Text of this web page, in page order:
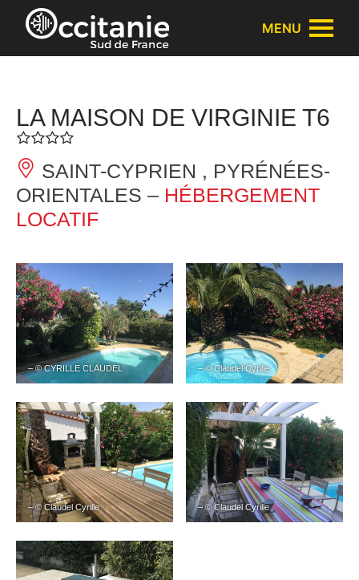
Panneau de gestion des cookies
MENU
LA MAISON DE VIRGINIE T6
SAINT-CYPRIEN , PYRÉNÉES-
ORIENTALES – HÉBERGEMENT
LOCATIF
– © CYRILLE CLAUDEL – © Claudel Cyrille
– © Claudel Cyrille – © Claudel Cyrille